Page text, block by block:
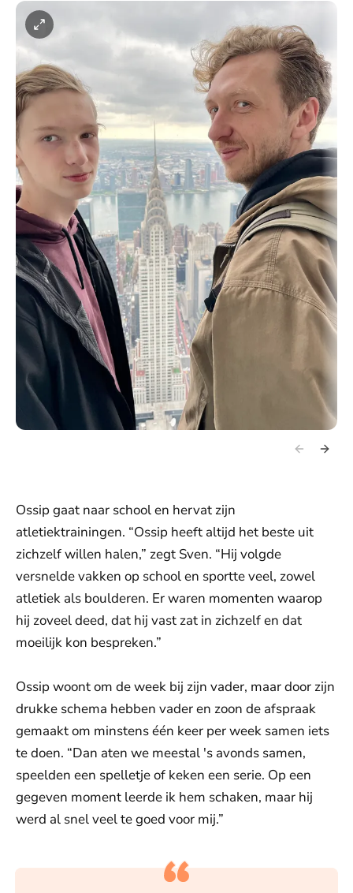
Ossip gaat naar school en hervat zijn
atletiektrainingen. “Ossip heeft altijd het beste uit
zichzelf willen halen,” zegt Sven. “Hij volgde
versnelde vakken op school en sportte veel, zowel
atletiek als boulderen. Er waren momenten waarop
hij zoveel deed, dat hij vast zat in zichzelf en dat
moeilijk kon bespreken.”
Ossip woont om de week bij zijn vader, maar door zijn
drukke schema hebben vader en zoon de afspraak
gemaakt om minstens één keer per week samen iets
te doen. “Dan aten we meestal 's avonds samen,
speelden een spelletje of keken een serie. Op een
gegeven moment leerde ik hem schaken, maar hij
werd al snel veel te goed voor mij.”